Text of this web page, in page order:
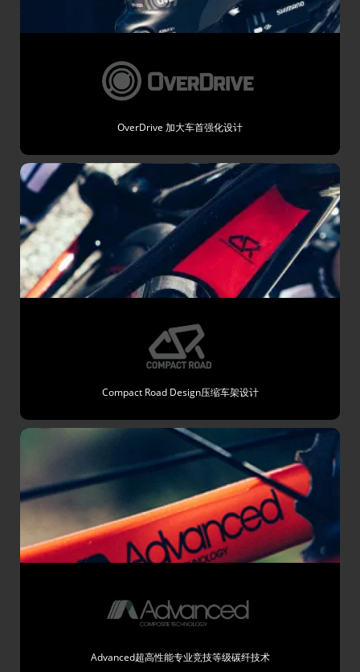
OverDrive 加大车首强化设计
Compact Road Design压缩车架设计
Advanced超高性能专业竞技等级碳纤技术